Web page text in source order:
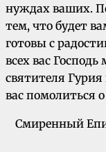
нуждах ваших.
тем, что будет
готовы с
всех вас
святителя
вас помолиться о
Смиренный